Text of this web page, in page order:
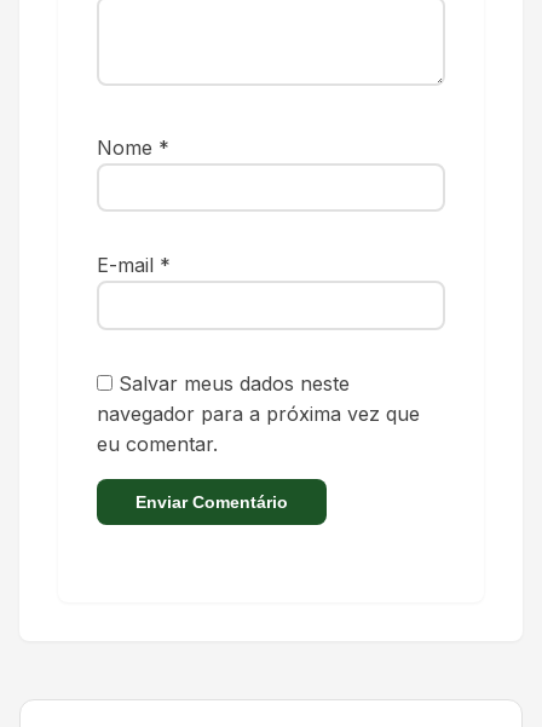
Nome *
E-mail *
Salvar meus dados neste
navegador para a próxima vez que
eu comentar.